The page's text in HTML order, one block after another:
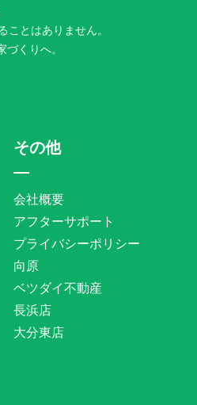
とはありません。
くりへ。
その他
会社概要
アフターサポート
プライバシーポリシー
向原
ベツダイ不動産
長浜店
大分東店